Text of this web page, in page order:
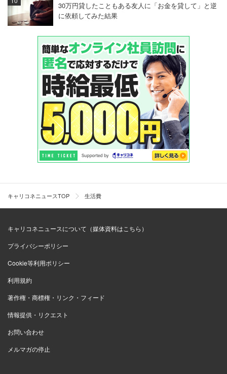
30万円貸したこともある友人に「お金を貸して」と逆
に依頼してみた結果
キャリコネニュースTOP 生活費
キャリコネニュースについて（媒体資料はこちら）
プライバシーポリシー
Cookie等利用ポリシー
利用規約
著作権・商標権・リンク・フィード
情報提供・リクエスト
お問い合わせ
メルマガの停止